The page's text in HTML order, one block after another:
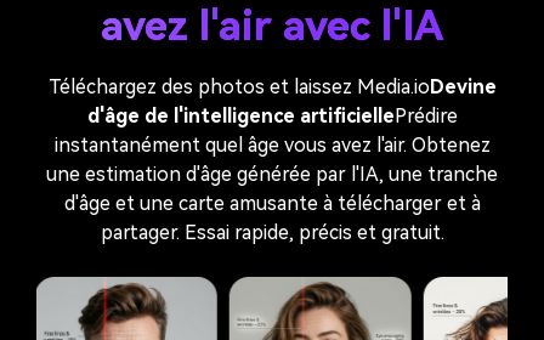
avez l'air avec l'IA
Téléchargez des photos et laissez Media.ioDevine
d'âge de l'intelligence artificiellePrédire
instantanément quel âge vous avez l'air. Obtenez
une estimation d'âge générée par l'IA, une tranche
d'âge et une carte amusante à télécharger et à
partager. Essai rapide, précis et gratuit.